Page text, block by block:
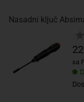
Nasadni ključ
sa